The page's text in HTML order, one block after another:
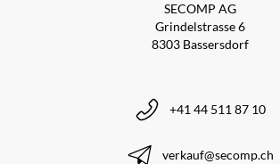
SECOMP AG
Grindelstrasse 6
8303 Bassersdorf
+41 44 511 87 10
verkauf@secomp.ch